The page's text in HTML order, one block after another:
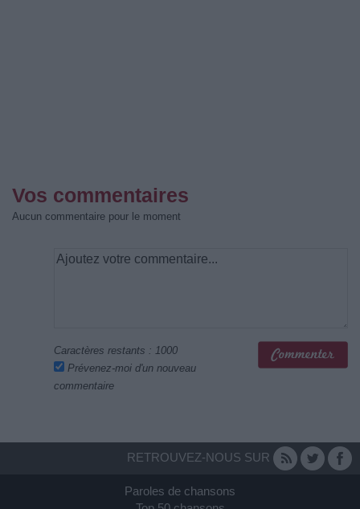
Vos commentaires
Aucun commentaire pour le moment
Caractères restants : 1000
Prévenez-moi d'un nouveau
commentaire
RETROUVEZ-NOUS SUR
Paroles de chansons